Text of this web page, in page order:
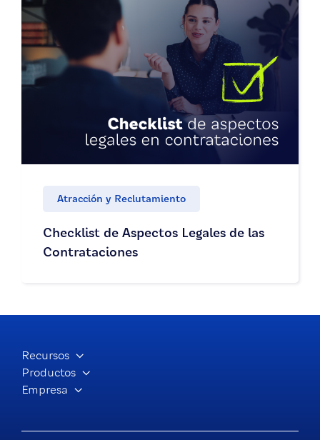
Atracción y Reclutamiento
Checklist de Aspectos Legales de las
Contrataciones
Recursos
Productos
Empresa